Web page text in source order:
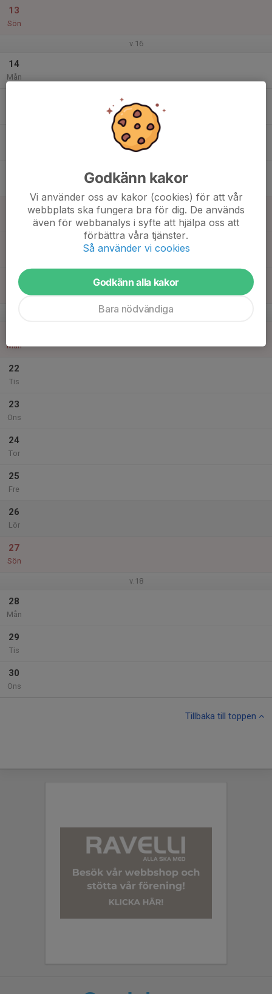
13
Sön
v.16
14
Mån
20
Sön
v.17
Mån
22
Tis
23
Ons
24
Tor
25
Fre
26
Lör
27
Sön
v.18
28
Mån
29
Tis
30
Ons
Tillbaka till toppen
Godkänn kakor
Vi använder oss av kakor (cookies) för att vår
webbplats ska fungera bra för dig. De används
även för webbanalys i syfte att hjälpa oss att
förbättra våra tjänster.
Så använder vi cookies
Godkänn alla kakor
Bara nödvändiga